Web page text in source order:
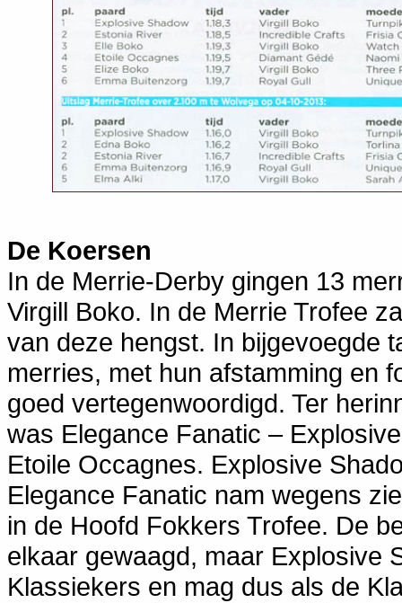
De Koersen
In de Merrie-Derby gingen 13
Virgill Boko. In de Merrie Trofee
van deze hengst. In bijgevoegde
merries, met hun afstamming en
goed vertegenwoordigd. Ter
was Elegance Fanatic –
Etoile Occagnes. Explosive
Elegance Fanatic nam wegens
in de Hoofd Fokkers Trofee. De
elkaar gewaagd, maar Explosive
Klassiekers en mag dus als de